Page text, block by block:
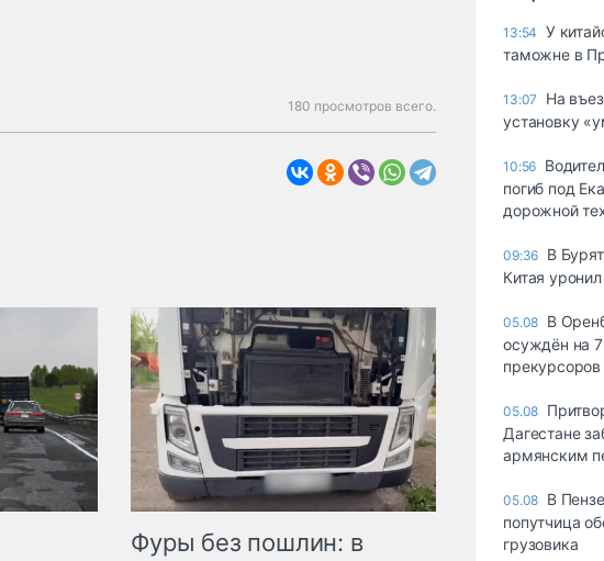
180 просмотров всего.
Фуры без пошлин: в
13:54
У
таможне в
13:07
Ha
ycтaнoвкy
10:56
погиб под
дорожной
09:36 В
Китая
05.08 В
осуждён на 7
прекурсоров
05.08
Дагестане
армянским
05.08 В
попутчица
грузовика